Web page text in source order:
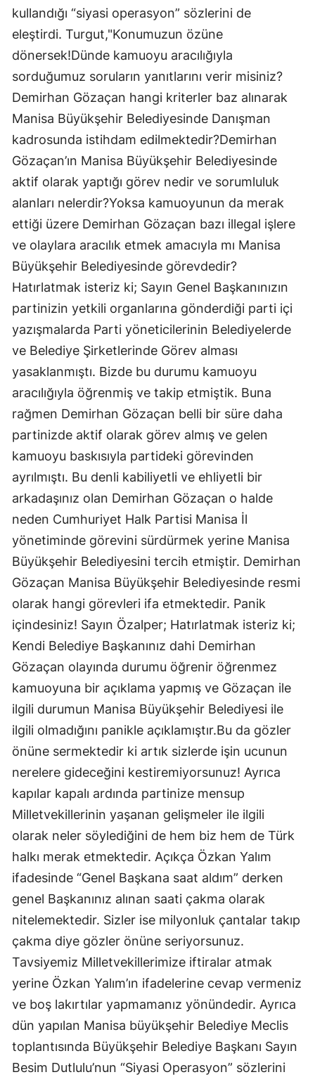
kullandığı “siyasi operasyon” sözlerini de
eleştirdi. Turgut,"Konumuzun özüne
dönersek!Dünde kamuoyu aracılığıyla
sorduğumuz soruların yanıtlarını verir misiniz?
Demirhan Gözaçan hangi kriterler baz alınarak
Manisa Büyükşehir Belediyesinde Danışman
kadrosunda istihdam edilmektedir?Demirhan
Gözaçan’ın Manisa Büyükşehir Belediyesinde
aktif olarak yaptığı görev nedir ve sorumluluk
alanları nelerdir?Yoksa kamuoyunun da merak
ettiği üzere Demirhan Gözaçan bazı illegal işlere
ve olaylara aracılık etmek amacıyla mı Manisa
Büyükşehir Belediyesinde görevdedir?
Hatırlatmak isteriz ki; Sayın Genel Başkanınızın
partinizin yetkili organlarına gönderdiği parti içi
yazışmalarda Parti yöneticilerinin Belediyelerde
ve Belediye Şirketlerinde Görev alması
yasaklanmıştı. Bizde bu durumu kamuoyu
aracılığıyla öğrenmiş ve takip etmiştik. Buna
rağmen Demirhan Gözaçan belli bir süre daha
partinizde aktif olarak görev almış ve gelen
kamuoyu baskısıyla partideki görevinden
ayrılmıştı. Bu denli kabiliyetli ve ehliyetli bir
arkadaşınız olan Demirhan Gözaçan o halde
neden Cumhuriyet Halk Partisi Manisa İl
yönetiminde görevini sürdürmek yerine Manisa
Büyükşehir Belediyesini tercih etmiştir. Demirhan
Gözaçan Manisa Büyükşehir Belediyesinde resmi
olarak hangi görevleri ifa etmektedir. Panik
içindesiniz! Sayın Özalper; Hatırlatmak isteriz ki;
Kendi Belediye Başkanınız dahi Demirhan
Gözaçan olayında durumu öğrenir öğrenmez
kamuoyuna bir açıklama yapmış ve Gözaçan ile
ilgili durumun Manisa Büyükşehir Belediyesi ile
ilgili olmadığını panikle açıklamıştır.Bu da gözler
önüne sermektedir ki artık sizlerde işin ucunun
nerelere gideceğini kestiremiyorsunuz! Ayrıca
kapılar kapalı ardında partinize mensup
Milletvekillerinin yaşanan gelişmeler ile ilgili
olarak neler söylediğini de hem biz hem de Türk
halkı merak etmektedir. Açıkça Özkan Yalım
ifadesinde “Genel Başkana saat aldım” derken
genel Başkanınız alınan saati çakma olarak
nitelemektedir. Sizler ise milyonluk çantalar takıp
çakma diye gözler önüne seriyorsunuz.
Tavsiyemiz Milletvekillerimize iftiralar atmak
yerine Özkan Yalım’ın ifadelerine cevap vermeniz
ve boş lakırtılar yapmamanız yönündedir. Ayrıca
dün yapılan Manisa büyükşehir Belediye Meclis
toplantısında Büyükşehir Belediye Başkanı Sayın
Besim Dutlulu’nun “Siyasi Operasyon” sözlerini